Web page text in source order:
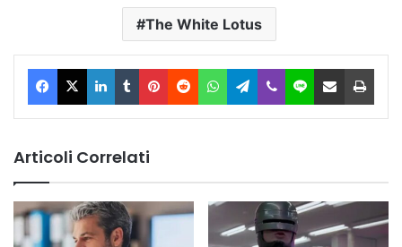
The White Lotus
Facebook
X LinkedIn
TumblrPinterest
RedditWhatsAppTelegram
ViberLine Condividi via Email
Articoli Correlati